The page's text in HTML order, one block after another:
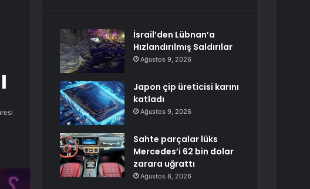
İsrail’den Lübnan’a
Hızlandırılmış Saldırılar
Ağustos 9, 2026
Japon çip üreticisi karını
katladı
Ağustos 9, 2026
Sahte parçalar lüks
Mercedes’i 62 bin dolar
zarara uğrattı
Ağustos 8, 2026